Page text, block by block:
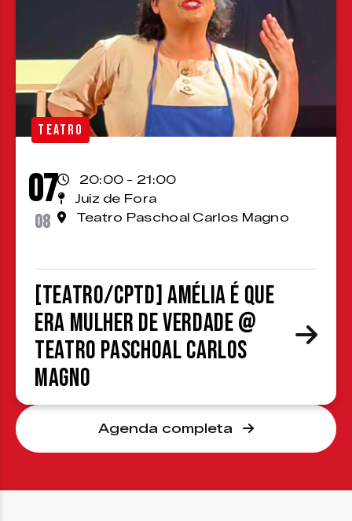
TEATRO
07
08
20:00 - 21:00
Juiz de Fora
Teatro Paschoal Carlos Magno
[TEATRO/CPTD] Amélia é que
era mulher de verdade @
Teatro Paschoal Carlos
Magno
Agenda completa